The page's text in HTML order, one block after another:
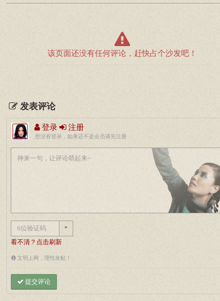
该页面还没有任何评论，赶快占个沙发吧！
发表评论
登录 注册
您没有登录，如果还不是会员请先注册
*
看不清？点击刷新
文明上网，理性发帖！
提交评论